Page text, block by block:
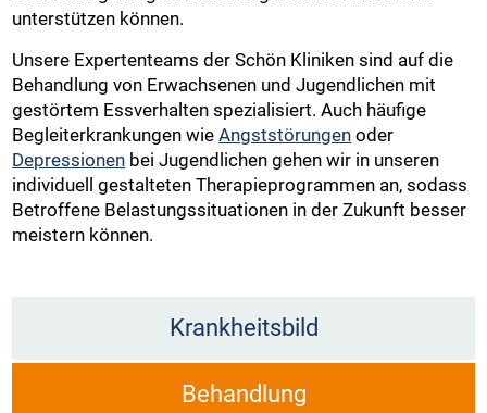
unterstützen können.
Unsere Expertenteams der Schön Kliniken sind auf die
Behandlung von Erwachsenen und Jugendlichen mit
gestörtem Essverhalten spezialisiert. Auch häufige
Begleiterkrankungen wieAngststörungen oder
Depressionen bei Jugendlichen gehen wir in unseren
individuell gestalteten Therapieprogrammen an, sodass
Betroffene Belastungssituationen in der Zukunft besser
meistern können.
Krankheitsbild
Behandlung